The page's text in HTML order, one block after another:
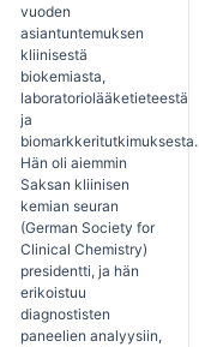
vuoden
asiantuntemuksen
kliinisestä
biokemiasta,
laboratoriolääketieteestä
ja
biomarkkeritutkimuksesta.
Hän oli aiemmin
Saksan kliinisen
kemian seuran
(German Society for
Clinical Chemistry)
presidentti, ja hän
erikoistuu
diagnostisten
paneelien analyysiin,